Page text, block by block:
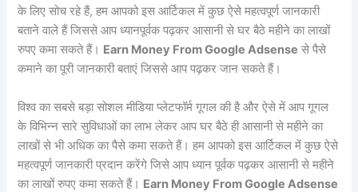
के लिए सोच रहे हैं, हम आपको इस आर्टिकल में कुछ ऐसे महत्वपूर्ण जानकारी
बताने वाले हैं जिससे आप ध्यानपूर्वक पढ़कर आसानी से घर बैठे महीने का लाखों
रुपए कमा सकते हैं। Earn Money From Google Adsense से पैसे
कमाने का पूरी जानकारी बताएं जिससे आप पढ़कर जान सकते हैं।
विश्व का सबसे बड़ा सोशल मीडिया प्लेटफॉर्म गूगल की है और ऐसे में आप गूगल
के विभिन्न सारे सुविधाओं का लाभ लेकर आप घर बैठे ही आसानी से महीने का
लाखों से भी अधिक का पैसे कमा सकते हैं। हम आपको इस आर्टिकल में कुछ ऐसे
महत्वपूर्ण जानकारी प्रदान करेंगे जिसे आप ध्यान पूर्वक पढ़कर आसानी से महीने
का लाखों रुपए कमा सकते हैं। Earn Money From Google Adsense